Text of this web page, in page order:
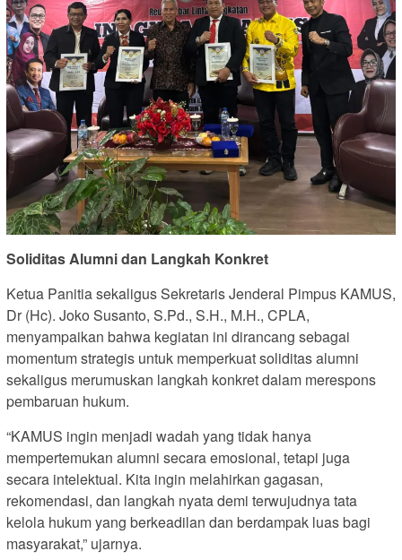
Soliditas Alumni dan Langkah Konkret
Ketua Panitia sekaligus Sekretaris Jenderal Pimpus KAMUS,
Dr (Hc). Joko Susanto, S.Pd., S.H., M.H., CPLA,
menyampaikan bahwa kegiatan ini dirancang sebagai
momentum strategis untuk memperkuat soliditas alumni
sekaligus merumuskan langkah konkret dalam merespons
pembaruan hukum.
“KAMUS ingin menjadi wadah yang tidak hanya
mempertemukan alumni secara emosional, tetapi juga
secara intelektual. Kita ingin melahirkan gagasan,
rekomendasi, dan langkah nyata demi terwujudnya tata
kelola hukum yang berkeadilan dan berdampak luas bagi
masyarakat,” ujarnya.